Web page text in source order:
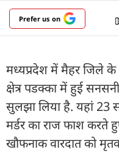
Prefer us on
मध्यप्रदेश में मैहर जिले के
क्षेत्र पडक्का में हुई
सुलझा लिया है. यहां 23
मर्डर का राज फाश करते
खौफनाक वारदात को